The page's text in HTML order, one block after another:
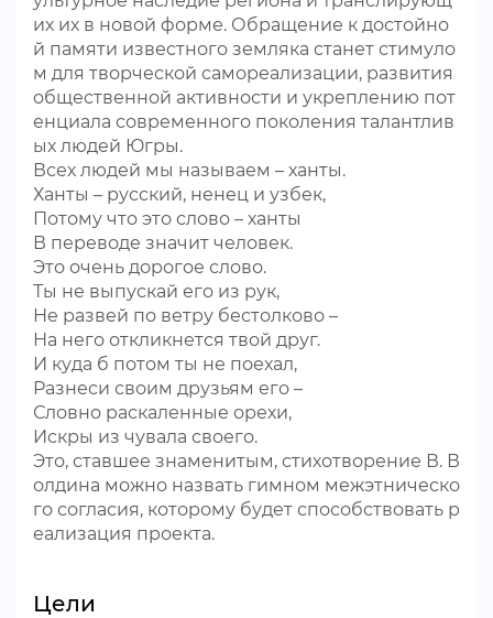
их их в новой форме. Обращение к достойно
й памяти известного земляка станет стимуло
м для творческой самореализации, развития
общественной активности и укреплению пот
енциала современного поколения талантлив
ых людей Югры.
Всех людей мы называем – ханты.
Ханты – русский, ненец и узбек,
Потому что это слово – ханты
В переводе значит человек.
Это очень дорогое слово.
Ты не выпускай его из рук,
Не развей по ветру бестолково –
На него откликнется твой друг.
И куда б потом ты не поехал,
Разнеси своим друзьям его –
Словно раскаленные орехи,
Искры из чувала своего.
Это, ставшее знаменитым, стихотворение В. В
олдина можно назвать гимном межэтническо
го согласия, которому будет способствовать р
еализация проекта.
Цели